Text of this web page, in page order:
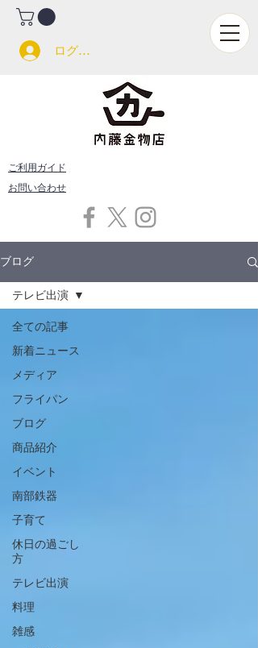
ログイン
ご利用ガイド
お問い合わせ
ブログ
全ての記事
新着ニュース
メディア
フライパン
ブログ
商品紹介
イベント
南部鉄器
子育て
休日の過ごし
方
テレビ出演
料理
雑感
テレビ出演